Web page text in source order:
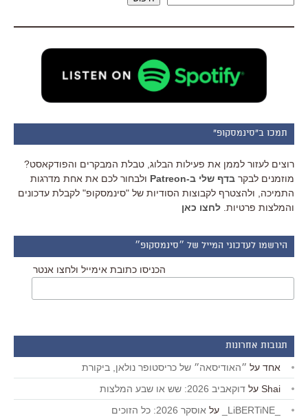
תמכו ב"סינמסקופ"
רוצים לעזור לממן את פעילות הבלוג, טבלת המבקרים והפודקאסט?
מוזמנים לבקר בדף שלי ב-Patreon
ולבחור לכם את אחת מדרגות
התמיכה, ולהצטרף לקבוצות הסודיות של "סינמסקופ" לקבלת עדכונים
והמלצות פרטיות. לחצו כאן
הירשמו לעדכוני המייל של ״סינמסקופ״
הכניסו כתובת אימייל ולחצו אנטר
תגובות אחרונות
אחד על ״האודיסאה״ של כריסטופר נולאן, ביקורת
Shai על דוקאביב 2026: שש או שבע המלצות
על אוסקר 2026: כל הזוכים